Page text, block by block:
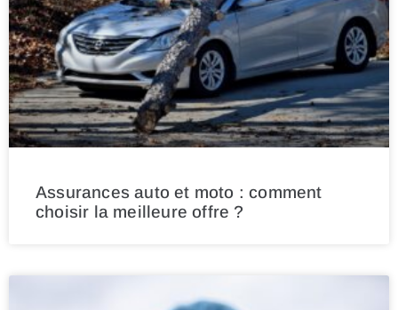
Assurances auto et moto : comment
choisir la meilleure offre ?